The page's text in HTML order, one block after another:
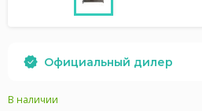
Официальный дилер
В наличии